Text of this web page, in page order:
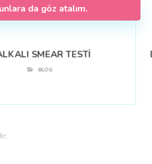
da göz atalım.
SMEAR TESTİ
BLOG